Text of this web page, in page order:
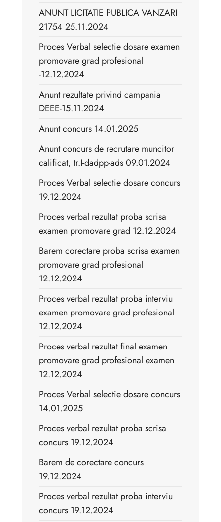
ANUNT LICITATIE PUBLICA VANZARI
21754 25.11.2024
Proces Verbal selectie dosare examen
promovare grad profesional
-12.12.2024
Anunt rezultate privind campania
DEEE-15.11.2024
Anunt concurs 14.01.2025
Anunt concurs de recrutare muncitor
calificat, tr.I-dadpp-ads 09.01.2024
Proces Verbal selectie dosare concurs
19.12.2024
Proces verbal rezultat proba scrisa
examen promovare grad 12.12.2024
Barem corectare proba scrisa examen
promovare grad profesional
12.12.2024
Proces verbal rezultat proba interviu
examen promovare grad profesional
12.12.2024
Proces verbal rezultat final examen
promovare grad profesional examen
12.12.2024
Proces Verbal selectie dosare concurs
14.01.2025
Proces verbal rezultat proba scrisa
concurs 19.12.2024
Barem de corectare concurs
19.12.2024
Proces verbal rezultat proba interviu
concurs 19.12.2024